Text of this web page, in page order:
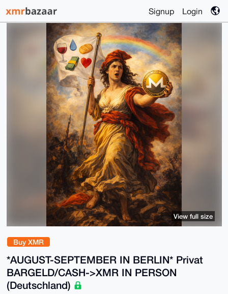
Signup Login
Buy XMR
*AUGUST-SEPTEMBER IN BERLIN* Privat
BARGELD/CASH->XMR IN PERSON
(Deutschland)
View full size